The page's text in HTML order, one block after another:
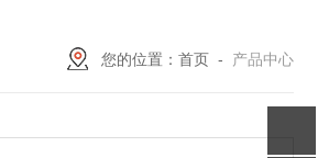
您的位置： 首页 - 产品中心